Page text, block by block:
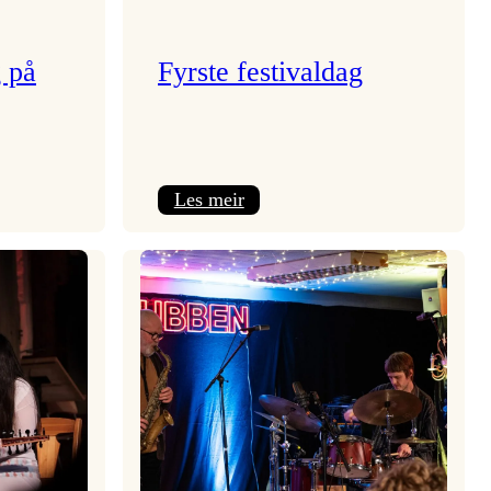
på
Fyrste festivaldag
Les meir:
festivaldag